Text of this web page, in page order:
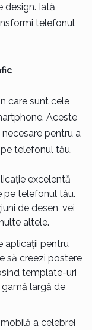
design. Iată
telefonul
care sunt cele
Aceste
pentru a
telefonul tău.
excelentă
pe telefonul tău.
de desen, vei
altele.
aplicații pentru
să creezi postere,
template-uri
largă de
a celebrei